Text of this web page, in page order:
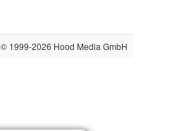
© 1999-2026 Hood Media GmbH